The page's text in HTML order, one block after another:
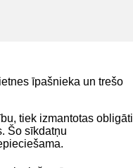
īpašnieka un trešo
tiek izmantotas obligāti
Šo sīkdatņu
izvēlnes
lietas"
mājas".